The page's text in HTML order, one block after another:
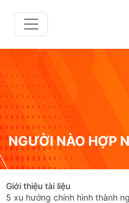
NGƯỜI NÀO HỢP
Giới thiệu tài liệu
5 xu hướng chính hình thành